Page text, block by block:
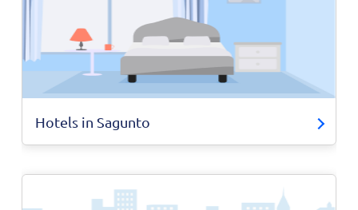
Hotels in Sagunto